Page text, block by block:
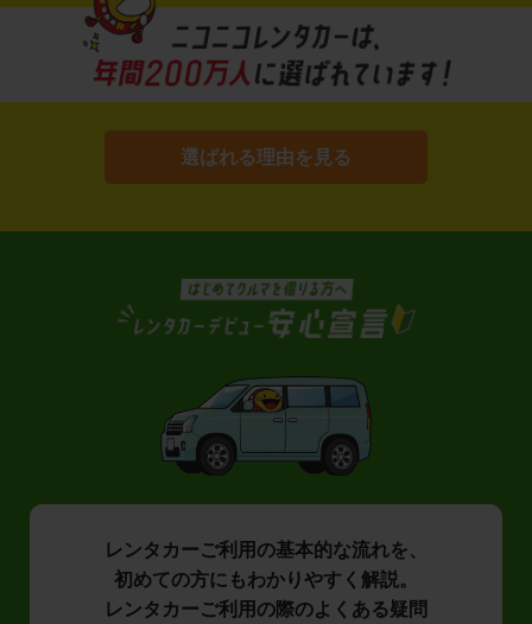
選ばれる理由を見る
レンタカーご利用の基本的な流れを、
初めての方にもわかりやすく解説。
レンタカーご利用の際のよくある疑問